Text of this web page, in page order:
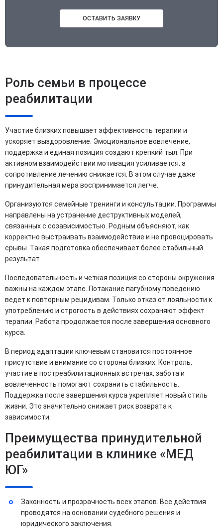
ОСТАВИТЬ ЗАЯВКУ
Роль семьи в процессе
реабилитации
Участие близких повышает эффективность терапии и
ускоряет выздоровление. Эмоциональное вовлечение,
поддержка и единая позиция создают крепкий тыл. При
активном взаимодействии мотивация усиливается, а
сопротивление лечению снижается. В этом случае даже
принудительная мера воспринимается легче.
Организуются семейные тренинги и консультации. Программы
направлены на устранение деструктивных моделей,
связанных с созависимостью. Родным объясняют, как
корректно выстраивать взаимодействие и не провоцировать
срывы. Такая подготовка обеспечивает более стабильный
результат.
Последовательность и четкая позиция со стороны окружения
важны на каждом этапе. Потакание пагубному поведению
ведет к повторным рецидивам. Только отказ от лояльности к
употреблению и строгость в действиях сохраняют эффект
терапии. Работа продолжается после завершения основного
курса.
В период адаптации ключевым становится постоянное
присутствие и внимание со стороны близких. Контроль,
участие в постреабилитационных встречах, забота и
вовлеченность помогают сохранить стабильность.
Поддержка после завершения курса укрепляет новый стиль
жизни. Это значительно снижает риск возврата к
зависимости.
Преимущества принудительной
реабилитации в клинике «МЕД
ЮГ»
Законность и прозрачность всех этапов. Все действия
проводятся на основании судебного решения и
юридического заключения.